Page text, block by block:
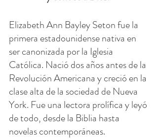
Elizabeth Ann Bayley Seton fue la
primera estadounidense nativa en
ser canonizada por la Iglesia
Católica. Nació dos años antes de la
Revolución Americana y creció en la
clase alta de la sociedad de Nueva
York. Fue una lectora prolífica y leyó
de todo, desde la Biblia hasta
novelas contemporáneas.